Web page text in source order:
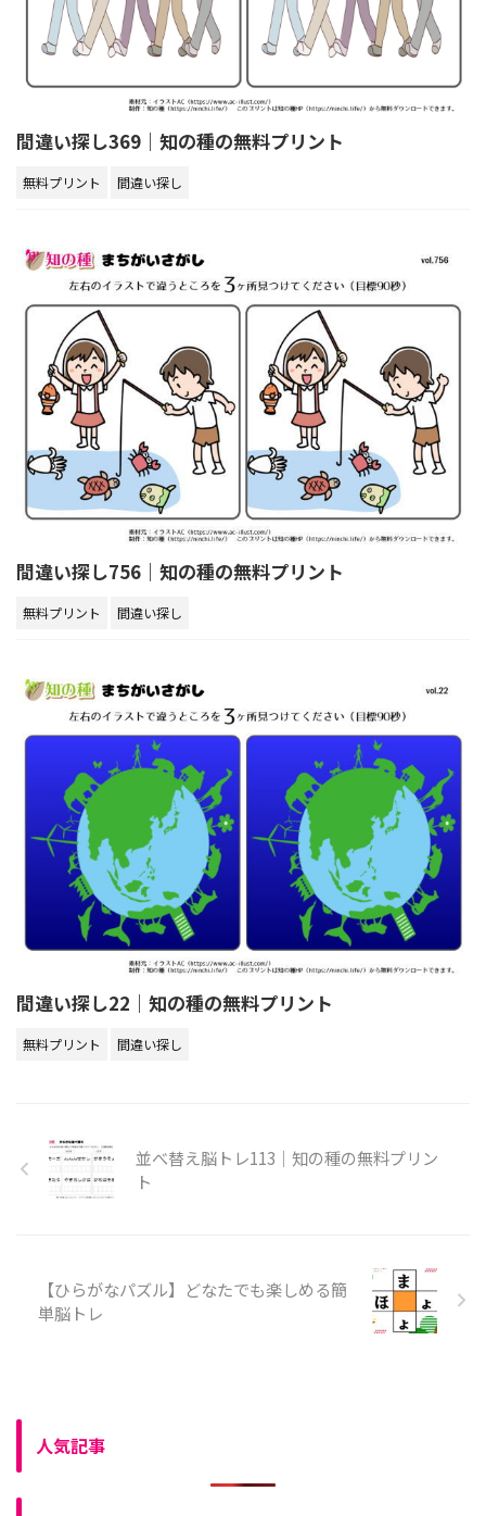
間違い探し369｜知の種の無料プリント
無料プリント 間違い探し
間違い探し756｜知の種の無料プリント
無料プリント 間違い探し
間違い探し22｜知の種の無料プリント
無料プリント 間違い探し
並べ替え脳トレ113｜知の種の無料プリン
ト
【ひらがなパズル】どなたでも楽しめる簡
単脳トレ
人気記事